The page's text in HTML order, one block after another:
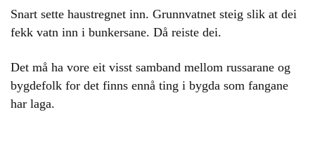
Snart sette haustregnet inn. Grunnvatnet steig slik at dei
fekk vatn inn i bunkersane. Då reiste dei.
Det må ha vore eit visst samband mellom russarane og
bygdefolk for det finns ennå ting i bygda som fangane
har laga.